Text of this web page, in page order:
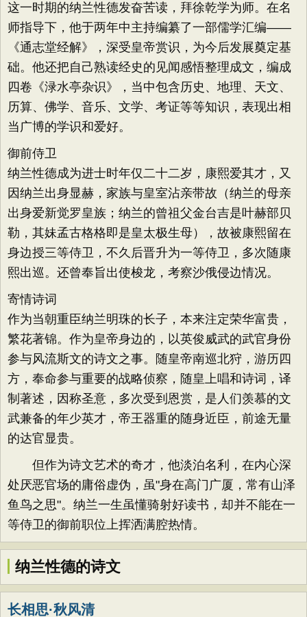
这一时期的纳兰性德发奋苦读，拜徐乾学为师。在名
师指导下，他于两年中主持编纂了一部儒学汇编——
《通志堂经解》，深受皇帝赏识，为今后发展奠定基
础。他还把自己熟读经史的见闻感悟整理成文，编成
四卷《渌水亭杂识》，当中包含历史、地理、天文、
历算、佛学、音乐、文学、考证等等知识，表现出相
当广博的学识和爱好。
御前侍卫
纳兰性德成为进士时年仅二十二岁，康熙爱其才，又
因纳兰出身显赫，家族与皇室沾亲带故（纳兰的母亲
出身爱新觉罗皇族；纳兰的曾祖父金台吉是叶赫部贝
勒，其妹孟古格格即是皇太极生母），故被康熙留在
身边授三等侍卫，不久后晋升为一等侍卫，多次随康
熙出巡。还曾奉旨出使梭龙，考察沙俄侵边情况。
寄情诗词
作为当朝重臣纳兰明珠的长子，本来注定荣华富贵，
繁花著锦。作为皇帝身边的，以英俊威武的武官身份
参与风流斯文的诗文之事。随皇帝南巡北狩，游历四
方，奉命参与重要的战略侦察，随皇上唱和诗词，译
制著述，因称圣意，多次受到恩赏，是人们羡慕的文
武兼备的年少英才，帝王器重的随身近臣，前途无量
的达官显贵。
但作为诗文艺术的奇才，他淡泊名利，在内心深
处厌恶官场的庸俗虚伪，虽"身在高门广厦，常有山泽
鱼鸟之思"。纳兰一生虽懂骑射好读书，却并不能在一
等侍卫的御前职位上挥洒满腔热情。
纳兰性德的诗文
长相思·秋风清